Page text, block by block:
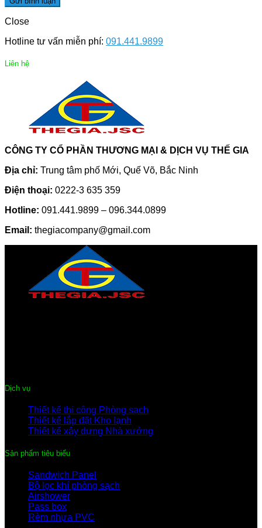
Close
Hotline tư vấn miễn phí: 091.441.9899
Liên hệ
CÔNG TY CỔ PHẦN THƯƠNG MẠI & DỊCH VỤ THẾ GIA
Địa chỉ: Trung tâm phố Mới, Quế Võ, Bắc Ninh
Điện thoại: 0222-3 635 359
Hotline: 091.441.9899 – 096.344.0899
Email: thegiacompany@gmail.com
Dịch vụ
Thiết kế thi công Phòng sạch
Thiết kế lắp đặt Kho lạnh
Thiết kế xây dựng Nhà xưởng
Sản phẩm tiêu biểu
Sandwich Panel
Bộ lọc khí phòng sạch
Airshower
Pass box
Rèm nhựa PVC